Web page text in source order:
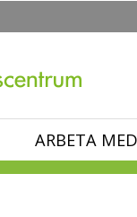
ARBETA